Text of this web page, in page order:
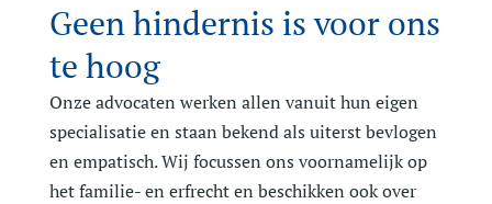
Geen hindernis is voor ons
te hoog
Onze advocaten werken allen vanuit hun eigen
specialisatie en staan bekend als uiterst bevlogen
en empatisch. Wij focussen ons voornamelijk op
het familie- en erfrecht en beschikken ook over